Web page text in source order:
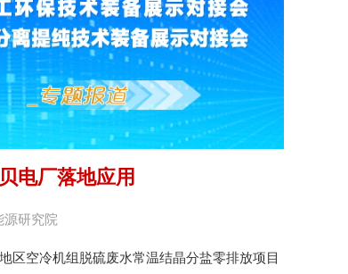
电厂落地应用
研究院
空冷机组脱硫废水常温结晶分盐零排放项目